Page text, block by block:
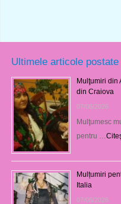
Ultimele articole postate
Mulţumiri din
din Craiova
07/08/2026
Mulţumesc
pentru …
Mulțumiri
Italia
07/08/2026